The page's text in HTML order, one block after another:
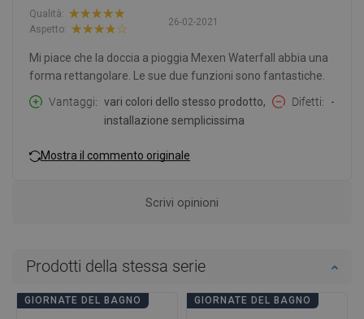
26-02-2021
Qualità:
Aspetto:
Mi piace che la doccia a pioggia Mexen Waterfall abbia una
forma rettangolare. Le sue due funzioni sono fantastiche.
Vantaggi
vari colori dello stesso prodotto,
installazione semplicissima
Difetti -
Mostra il commento originale
Scrivi opinioni
Prodotti della stessa serie
GIORNATE DEL BAGNO GIORNATE DEL BAGNO